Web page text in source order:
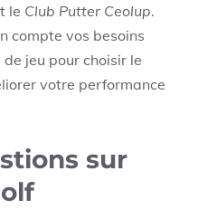
le Club Putter Ceolup.
compte vos besoins
jeu pour choisir le
votre performance
sur